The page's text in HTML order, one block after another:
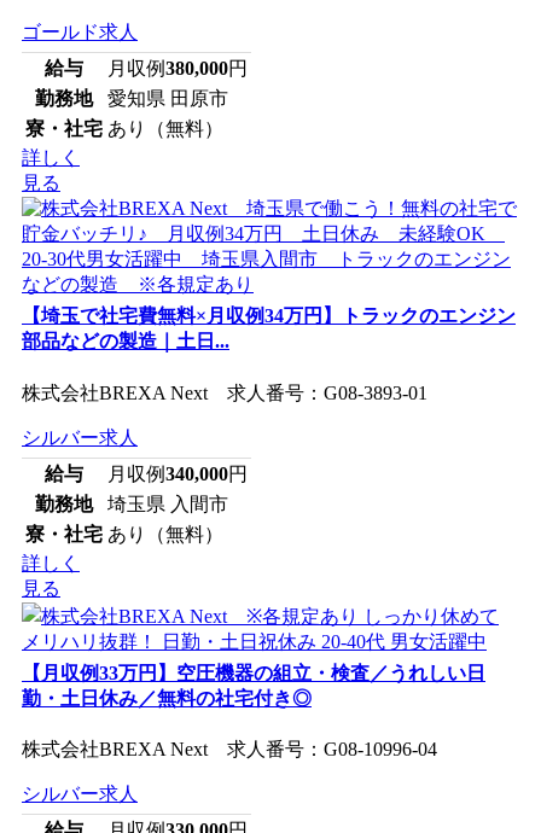
ゴールド求人
給与
月収例380,000円
勤務地
愛知県 田原市
寮・社宅 あり（無料）
詳しく
見る
【埼玉で社宅費無料×月収例34万円】トラックのエンジン
部品などの製造｜土日...
株式会社BREXA Next 求人番号：G08-3893-01
シルバー求人
給与
月収例340,000円
勤務地
埼玉県 入間市
寮・社宅 あり（無料）
詳しく
見る
【月収例33万円】空圧機器の組立・検査／うれしい日
勤・土日休み／無料の社宅付き◎
株式会社BREXA Next 求人番号：G08-10996-04
シルバー求人